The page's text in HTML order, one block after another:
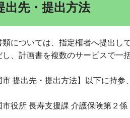
出先・提出方法
類については、指定権者へ提出し
、計画書を複数のサービスで一
市 提出先・提出方法】以下に持
役所 長寿支援課 介護保険第２係